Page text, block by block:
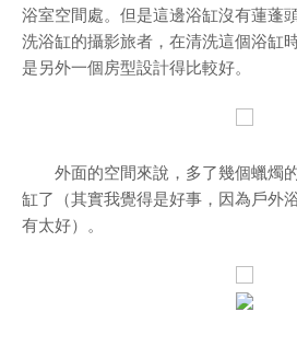
浴室空間處。但是這邊浴缸沒有蓮蓬
洗浴缸的攝影旅者，在清洗這個浴缸
是另外一個房型設計得比較好。
外面的空間來說，多了幾個蠟燭
缸了（其實我覺得是好事，因為戶外
有太好）。